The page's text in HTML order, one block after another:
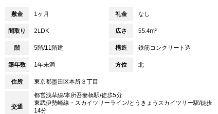
敷金 1ヶ月 礼金 なし
間取り 2LDK 広さ 55.4m²
階 5階/11階建 構造 鉄筋コンクリート造
築年数 1年未満 方位 北
住所 東京都墨田区本所３丁目
交通
都営浅草線/本所吾妻橋駅/徒歩5分
東武伊勢崎線・スカイツリーライン/とうきょうスカイツリー駅/徒歩
14分